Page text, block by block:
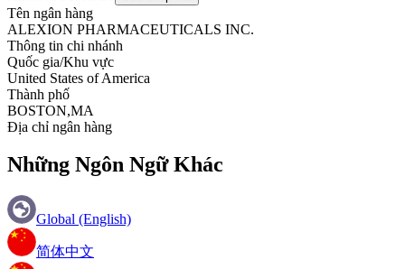
Tên ngân hàng
ALEXION PHARMACEUTICALS INC.
Thông tin chi nhánh
Quốc gia/Khu vực
United States of America
Thành phố
BOSTON,MA
Địa chỉ ngân hàng
Những Ngôn Ngữ Khác
Global (English)
简体中文